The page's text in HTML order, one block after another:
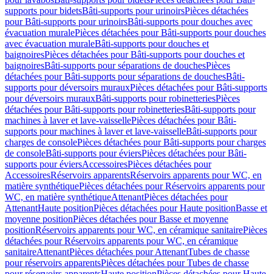
supports pour bidetsBâti-supports pour urinoirsPièces détachées
pour Bâti-supports pour urinoirsBâti-supports pour douches avec
évacuation muralePièces détachées pour Bâti-supports pour douches
avec évacuation muraleBâti-supports pour douches et
baignoiresPièces détachées pour Bâti-supports pour douches et
baignoiresBâti-supports pour séparations de douchesPièces
détachées pour Bâti-supports pour séparations de douchesBâti-
supports pour déversoirs murauxPièces détachées pour Bâti-supports
pour déversoirs murauxBâti-supports pour robinetteriesPièces
détachées pour Bâti-supports pour robinetteriesBâti-supports pour
machines à laver et lave-vaissellePièces détachées pour Bâti-
supports pour machines à laver et lave-vaisselleBâti-supports pour
charges de consolePièces détachées pour Bâti-supports pour charges
de consoleBâti-supports pour éviersPièces détachées pour Bâti-
supports pour éviersAccessoiresPièces détachées pour
AccessoiresRéservoirs apparentsRéservoirs apparents pour WC, en
matière synthétiquePièces détachées pour Réservoirs apparents pour
WC, en matière synthétiqueAttenantPièces détachées pour
AttenantHaute positionPièces détachées pour Haute positionBasse et
moyenne positionPièces détachées pour Basse et moyenne
positionRéservoirs apparents pour WC, en céramique sanitairePièces
détachées pour Réservoirs apparents pour WC, en céramique
sanitaireAttenantPièces détachées pour AttenantTubes de chasse
pour réservoirs apparentsPièces détachées pour Tubes de chasse